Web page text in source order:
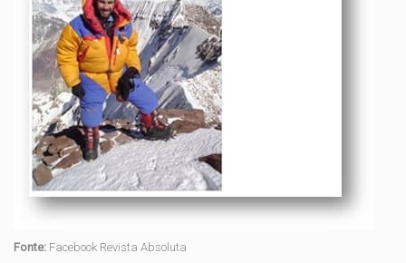
Fonte: Facebook Revista Absoluta